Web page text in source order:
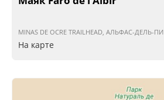
MINAS DE OCRE TRAILHEAD, АЛЬФАС-ДЕЛЬ-ПИ
На карте